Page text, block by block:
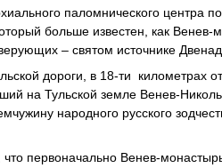
паломнического центра
больше известен, как Венев-
– святом источнике
дороги, в 18-ти километрах
на Тульской земле Венев-
народного русского
первоначально Венев-